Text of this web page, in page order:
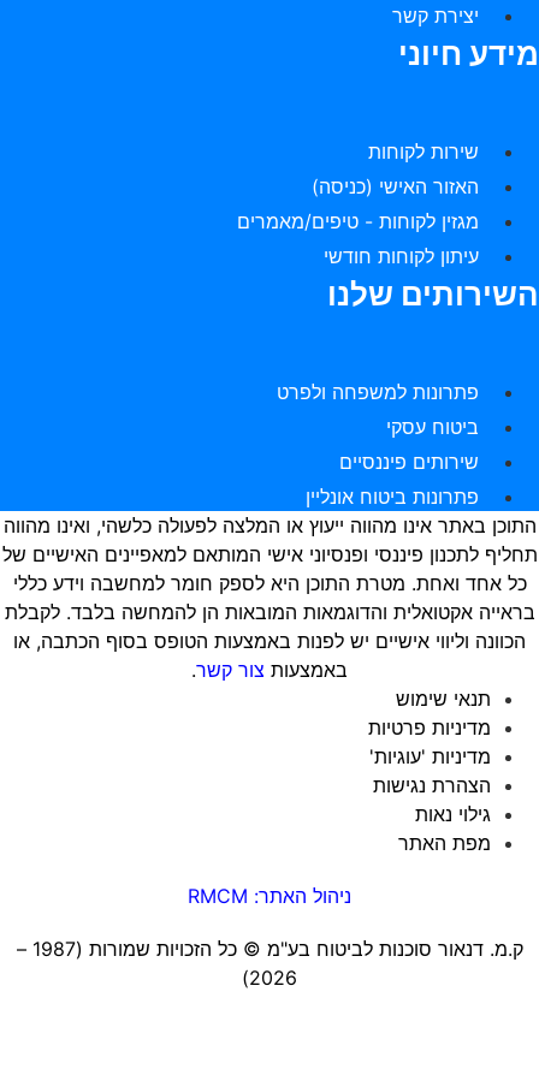
יצירת קשר
חיוני
שירות לקוחות
האזור האישי (כניסה)
מגזין לקוחות - טיפים/מאמרים
עיתון לקוחות חודשי
שלנו
פתרונות למשפחה ולפרט
ביטוח עסקי
שירותים פיננסיים
פתרונות ביטוח אונליין
באתר אינו מהווה ייעוץ או המלצה לפעולה כלשהי, ואינו מהווה
לתכנון פיננסי ופנסיוני אישי המותאם למאפיינים האישיים של
כל אחד ואחת. מטרת התוכן היא לספק חומר למחשבה וידע כללי
אקטואלית והדוגמאות המובאות הן להמחשה בלבד. לקבלת
הכוונה וליווי אישיים יש לפנות באמצעות הטופס בסוף הכתבה, או
באמצעות צור קשר.
תנאי שימוש
מדיניות פרטיות
מדיניות 'עוגיות'
הצהרת נגישות
גילוי נאות
מפת האתר
ניהול האתר: RMCM
ק.מ. דנאור סוכנות לביטוח בע"מ ©️ כל הזכויות שמורות (1987 –
2026)